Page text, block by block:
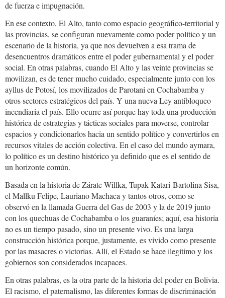
de fuerza e impugnación.
En ese contexto, El Alto, tanto como espacio geográfico-territorial y
las provincias, se configuran nuevamente como poder político y un
escenario de la historia, ya que nos devuelven a esa trama de
desencuentros dramáticos entre el poder gubernamental y el poder
social. En otras palabras, cuando El Alto y las veinte provincias se
movilizan, es de tener mucho cuidado, especialmente junto con los
ayllus de Potosí, los movilizados de Parotani en Cochabamba y
otros sectores estratégicos del país. Y una nueva Ley antibloqueo
incendiaria el país. Ello ocurre así porque hay toda una producción
histórica de estrategias y tácticas sociales para moverse, controlar
espacios y condicionarlos hacia un sentido político y convertirlos en
recursos vitales de acción colectiva. En el caso del mundo aymara,
lo político es un destino histórico ya definido que es el sentido de
un horizonte común.
Basada en la historia de Zárate Willka, Tupak Katari-Bartolina Sisa,
el Mallku Felipe, Lauriano Machaca y tantos otros, como se
observó en la llamada Guerra del Gas de 2003 y la de 2019 junto
con los quechuas de Cochabamba o los guaraníes; aquí, esa historia
no es un tiempo pasado, sino un presente vivo. Es una larga
construcción histórica porque, justamente, es vivido como presente
por las masacres o victorias. Allí, el Estado se hace ilegítimo y los
gobiernos son considerados incapaces.
En otras palabras, es la otra parte de la historia del poder en Bolivia.
El racismo, el paternalismo, las diferentes formas de discriminación